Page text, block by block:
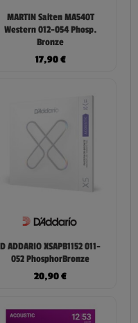
MARTIN Saiten MA540T
Western 012-054 Phosp.
Bronze
17,90€
D ADDARIO XSAPB1152 011-
052 PhosphorBronze
20,90€